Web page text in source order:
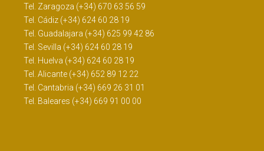
Tel. Zaragoza (+34) 670 63 56 59
Tel. Cádiz (+34) 624 60 28 19
Tel. Guadalajara (+34) 625 99 42 86
Tel. Sevilla (+34) 624 60 28 19
Tel. Huelva (+34) 624 60 28 19
Tel. Alicante (+34) 652 89 12 22
Tel. Cantabria (+34) 669 26 31 01
Tel. Baleares (+34) 669 91 00 00